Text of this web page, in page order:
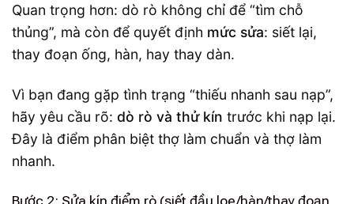
Quan trọng hơn: dò rò không chỉ để “tìm chỗ
thủng”, mà còn để quyết định mức sửa: siết lại,
thay đoạn ống, hàn, hay thay dàn.
Vì bạn đang gặp tình trạng “thiếu nhanh sau nạp”,
hãy yêu cầu rõ: dò rò và thử kín trước khi nạp lại.
Đây là điểm phân biệt thợ làm chuẩn và thợ làm
nhanh.